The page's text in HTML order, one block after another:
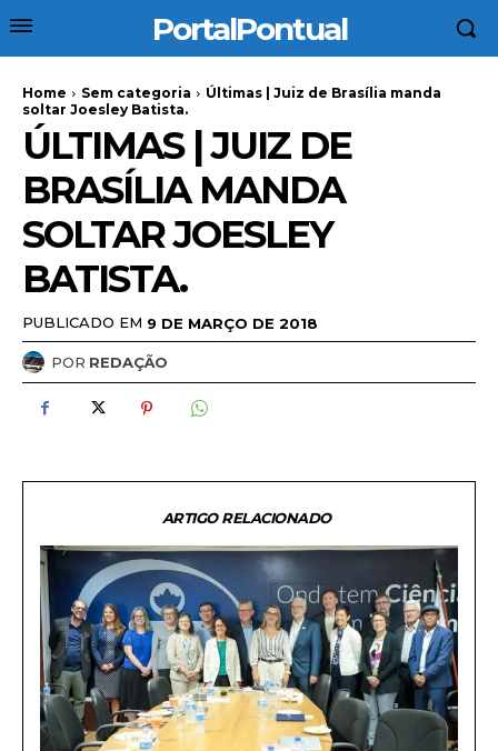
PortalPontual
Home Sem categoria
Últimas | Juiz de Brasília manda
soltar Joesley Batista.
ÚLTIMAS | JUIZ DE
BRASÍLIA MANDA
SOLTAR JOESLEY
BATISTA.
PUBLICADO EM 9 DE MARÇO DE 2018
POR REDAÇÃO
ARTIGO RELACIONADO